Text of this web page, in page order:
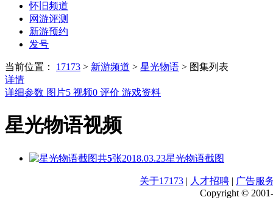
怀旧频道
网游评测
新游预约
发号
当前位置： 17173 > 新游频道 > 星光物语 > 图集列表
详情
详细参数 图片5 视频0 评价 游戏资料
星光物语视频
共5张2018.03.23星光物语截图
关于17173 | 人才招聘 | 广告服
Copyright ©